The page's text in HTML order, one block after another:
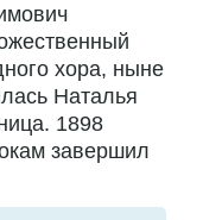
хора, ныне
Наталья
1898
завершил